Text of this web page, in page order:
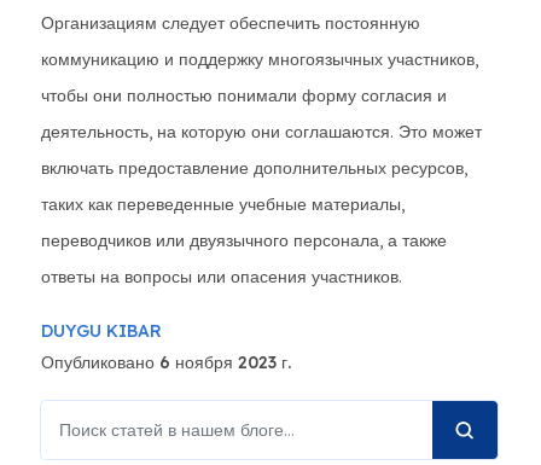
Организациям следует обеспечить постоянную
коммуникацию и поддержку многоязычных участников,
чтобы они полностью понимали форму согласия и
деятельность, на которую они соглашаются. Это может
включать предоставление дополнительных ресурсов,
таких как переведенные учебные материалы,
переводчиков или двуязычного персонала, а также
ответы на вопросы или опасения участников.
DUYGU KIBAR
Опубликовано 6 ноября 2023 г.